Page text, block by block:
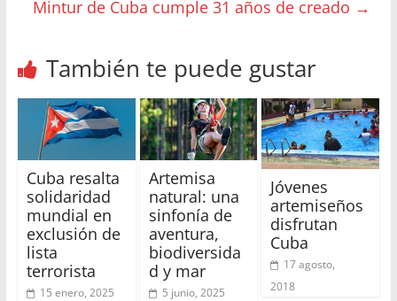
Mintur de Cuba cumple 31 años de creado →
También te puede gustar
Cuba resalta
solidaridad
mundial en
exclusión de
lista
terrorista
15 enero, 2025
Artemisa
natural: una
sinfonía de
aventura,
biodiversida
d y mar
5 junio, 2025
Jóvenes
artemiseños
disfrutan
Cuba
17 agosto,
2018